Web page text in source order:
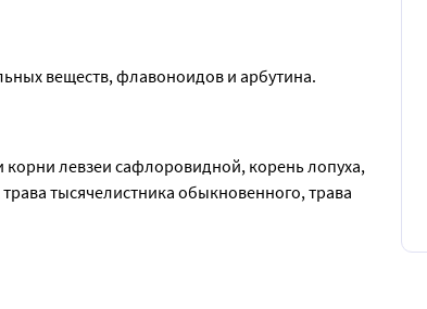
веществ, флавоноидов и арбутина.
левзеи сафлоровидной, корень лопуха,
тысячелистника обыкновенного, трава